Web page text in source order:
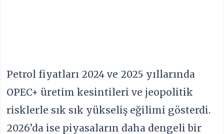
Petrol fiyatları 2024 ve 2025 yıllarında
OPEC+ üretim kesintileri ve jeopolitik
risklerle sık sık yükseliş eğilimi gösterdi.
2026’da ise piyasaların daha dengeli bir